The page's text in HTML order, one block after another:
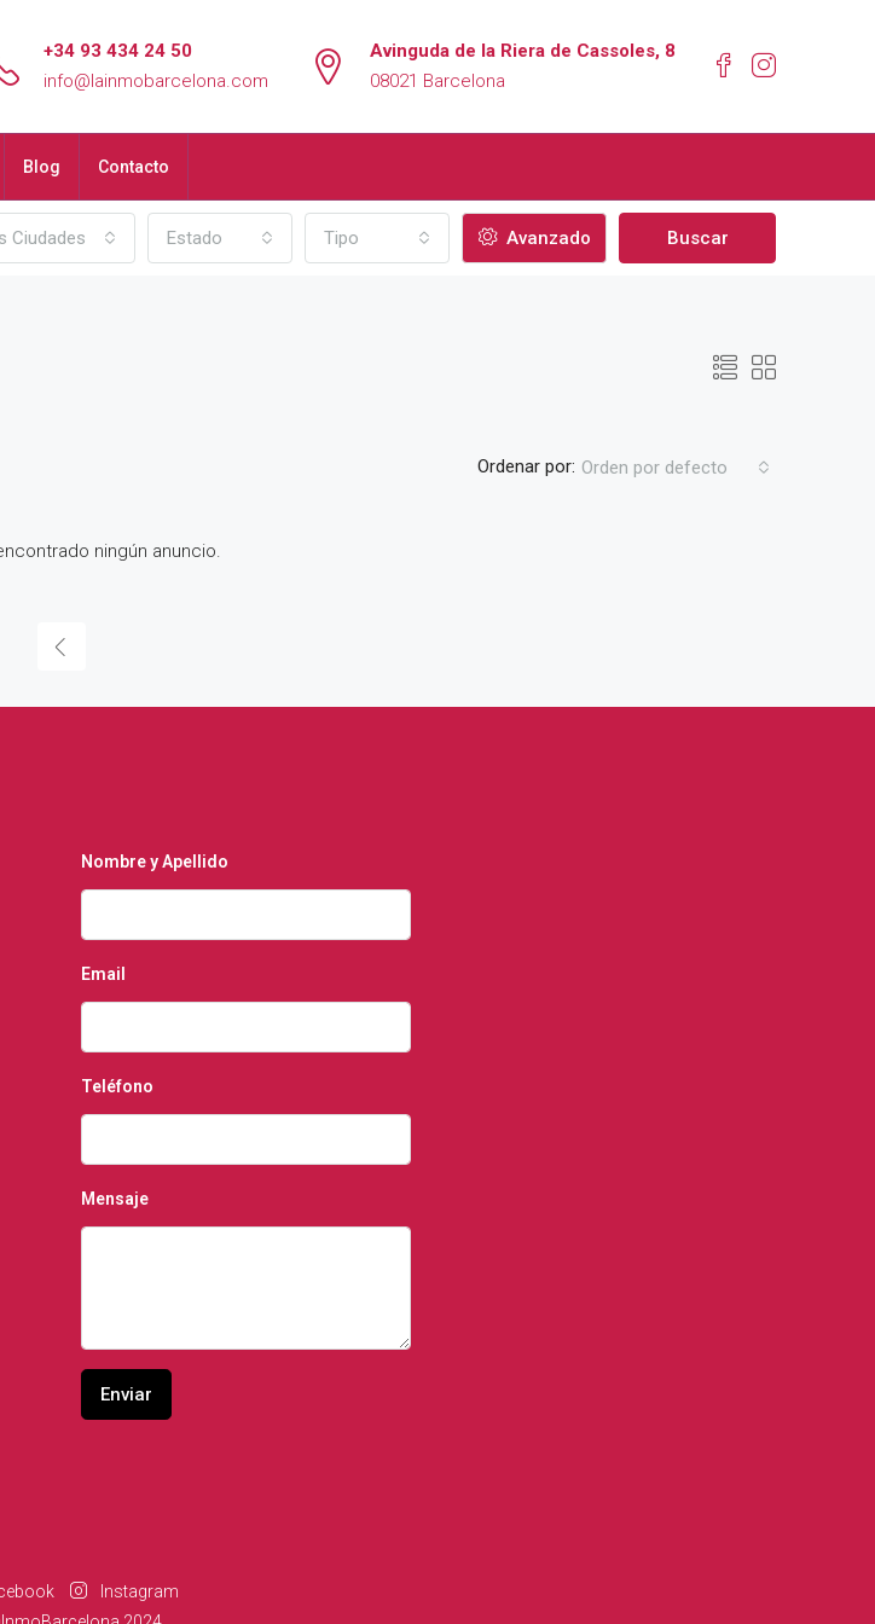
+34 93 434 24 50
info@lainmobarcelona.com
Avinguda de la Riera de Cassoles, 8
08021 Barcelona
Blog Contacto
Ciudades Estado Tipo Avanzado Buscar
Ordenar por: Orden por defecto
ningún anuncio.
Nombre y Apellido
Email
Teléfono
Mensaje
Instagram